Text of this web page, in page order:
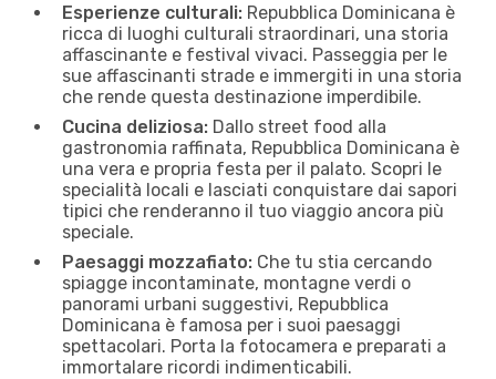
Esperienze culturali: Repubblica Dominicana è
ricca di luoghi culturali straordinari, una storia
affascinante e festival vivaci. Passeggia per le
sue affascinanti strade e immergiti in una storia
che rende questa destinazione imperdibile.
Cucina deliziosa: Dallo street food alla
gastronomia raffinata, Repubblica Dominicana è
una vera e propria festa per il palato. Scopri le
specialità locali e lasciati conquistare dai sapori
tipici che renderanno il tuo viaggio ancora più
speciale.
Paesaggi mozzafiato: Che tu stia cercando
spiagge incontaminate, montagne verdi o
panorami urbani suggestivi, Repubblica
Dominicana è famosa per i suoi paesaggi
spettacolari. Porta la fotocamera e preparati a
immortalare ricordi indimenticabili.